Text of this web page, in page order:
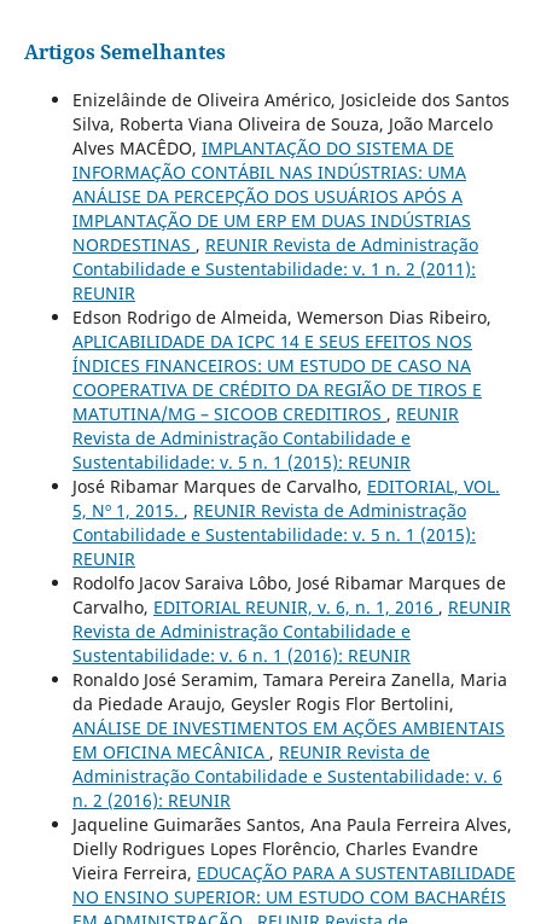
Artigos Semelhantes
Enizelâinde de Oliveira Américo, Josicleide dos Santos
Silva, Roberta Viana Oliveira de Souza, João Marcelo
Alves MACÊDO, IMPLANTAÇÃO DO SISTEMA DE
INFORMAÇÃO CONTÁBIL NAS INDÚSTRIAS: UMA
ANÁLISE DA PERCEPÇÃO DOS USUÁRIOS APÓS A
IMPLANTAÇÃO DE UM ERP EM DUAS INDÚSTRIAS
NORDESTINAS , REUNIR Revista de Administração
Contabilidade e Sustentabilidade: v. 1 n. 2 (2011):
REUNIR
Edson Rodrigo de Almeida, Wemerson Dias Ribeiro,
APLICABILIDADE DA ICPC 14 E SEUS EFEITOS NOS
ÍNDICES FINANCEIROS: UM ESTUDO DE CASO NA
COOPERATIVA DE CRÉDITO DA REGIÃO DE TIROS E
MATUTINA/MG – SICOOB CREDITIROS , REUNIR
Revista de Administração Contabilidade e
Sustentabilidade: v. 5 n. 1 (2015): REUNIR
José Ribamar Marques de Carvalho, EDITORIAL, VOL.
5, Nº 1, 2015. , REUNIR Revista de Administração
Contabilidade e Sustentabilidade: v. 5 n. 1 (2015):
REUNIR
Rodolfo Jacov Saraiva Lôbo, José Ribamar Marques de
Carvalho, EDITORIAL REUNIR, v. 6, n. 1, 2016 , REUNIR
Revista de Administração Contabilidade e
Sustentabilidade: v. 6 n. 1 (2016): REUNIR
Ronaldo José Seramim, Tamara Pereira Zanella, Maria
da Piedade Araujo, Geysler Rogis Flor Bertolini,
ANÁLISE DE INVESTIMENTOS EM AÇÕES AMBIENTAIS
EM OFICINA MECÂNICA , REUNIR Revista de
Administração Contabilidade e Sustentabilidade: v. 6
n. 2 (2016): REUNIR
Jaqueline Guimarães Santos, Ana Paula Ferreira Alves,
Dielly Rodrigues Lopes Florêncio, Charles Evandre
Vieira Ferreira, EDUCAÇÃO PARA A SUSTENTABILIDADE
NO ENSINO SUPERIOR: UM ESTUDO COM BACHARÉIS